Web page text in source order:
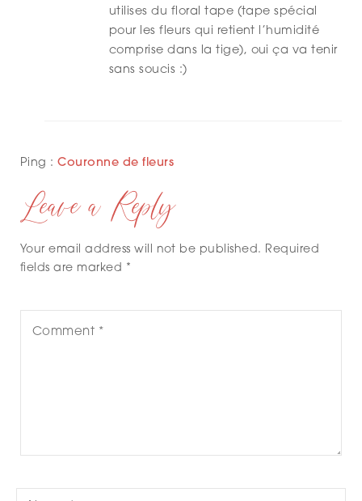
utilises du floral tape (tape spécial
pour les fleurs qui retient l’humidité
comprise dans la tige), oui ça va tenir
sans soucis :)
Ping :Couronne de fleurs
Leave a Reply
Your email address will not be published. Required
fields are marked *